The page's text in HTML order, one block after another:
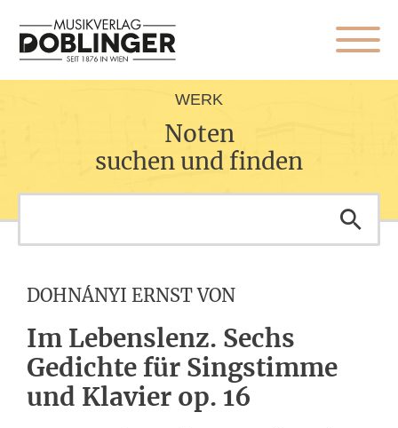
WERK
Noten
suchen und finden
DOHNÁNYI ERNST VON
Im Lebenslenz. Sechs
Gedichte für Singstimme
und Klavier op. 16